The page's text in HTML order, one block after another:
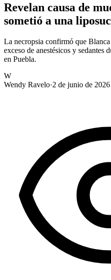
Revelan causa de
sometió a una
La necropsia confirmó que
exceso de anestésicos y sedantes
en Puebla.
W
Wendy Ravelo·2 de junio de 2026